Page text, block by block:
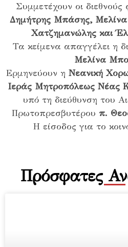
Συμμετέχουν οι
Δημήτρης Μπάσης,
Χατζημανώλης και
Τα κείμενα απαγγέλει η
Μελίνα
Ερμηνεύουν η Νεανική
Ιεράς Μητροπόλεως Νέας
υπό τη διεύθυνση του
Πρωτοπρεσβυτέρου π.
H είσοδος για το
Πρόσφατες